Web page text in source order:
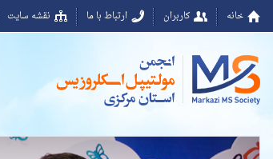
خانه کاربران ارتباط با ما نقشه سایت